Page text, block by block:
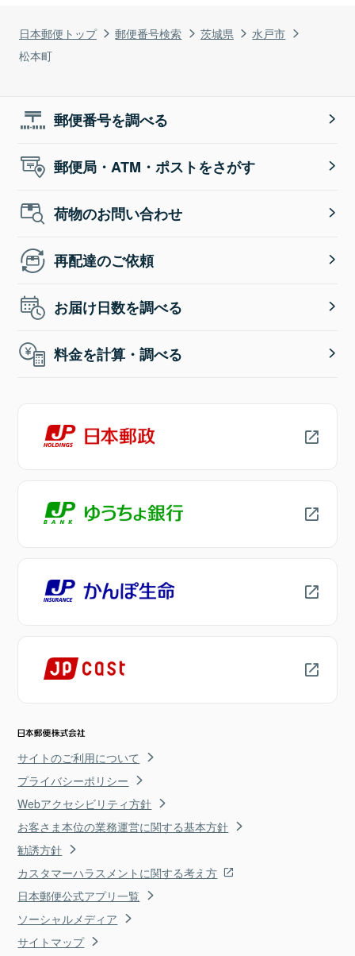
日本郵便トップ 郵便番号検索 茨城県
水戸市
松本町
郵便番号を調べる
郵便局・ATM・ポストをさがす
荷物のお問い合わせ
再配達のご依頼
お届け日数を調べる
料金を計算・調べる
サイトのご利用について
プライバシーポリシー
Webアクセシビリティ方針
お客さま本位の業務運営に関する基本方針
勧誘方針
カスタマーハラスメントに関する考え方
日本郵便公式アプリ一覧
ソーシャルメディア
サイトマップ